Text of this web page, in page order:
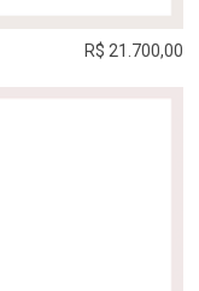
R$ 21.700,00